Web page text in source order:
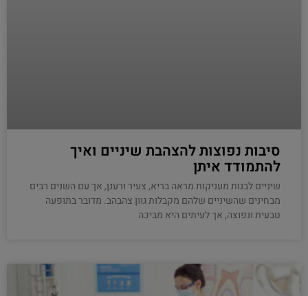
סיבות נפוצות להצהבת שיניים ואיך
להתמודד איתן
שיניים לבנות מעניקות מראה בריא, צעיר ורענן, אך עם השנים רבים
מבחינים שהשיניים שלהם מקבלות גוון צהבהב. מדובר בתופעה
טבעית ונפוצה, אך לעיתים היא מביכה